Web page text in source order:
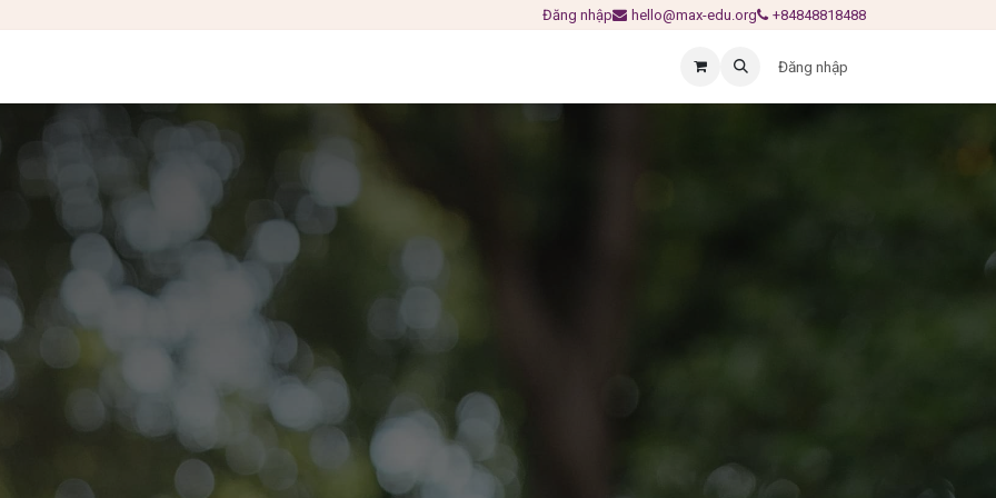
Đăng nhập hello@max-edu.org +84848818488
Đăng nhập